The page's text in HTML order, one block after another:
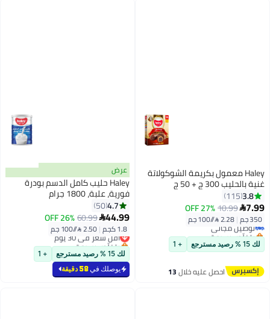
Haley معمول بكريمة الشوكولاتة
غنية بالحليب 300 ج + 50 ج
3.8
115
7.99
10.99
27% OFF
350 جم |
#13 في البسكوت
أقل سعر في 30 يوم
توصيل مجاني
بتخلّص بسرعة
#13 في البسكوتلك 15 % رصيد مسترجع + 1
احصل عليه خلال13
عرض
Haley حليب كامل الدسم بودرة
فورية، علبة، 1800 جرام
4.7
50
44.99
60.99
26% OFF
1.8 كجم |
أقل سعر في 30 يوم
بتخلّص بسرعة
أقل سعر في 30 يوملك 15 % رصيد مسترجع + 1
يوصلك في58 دقيقة